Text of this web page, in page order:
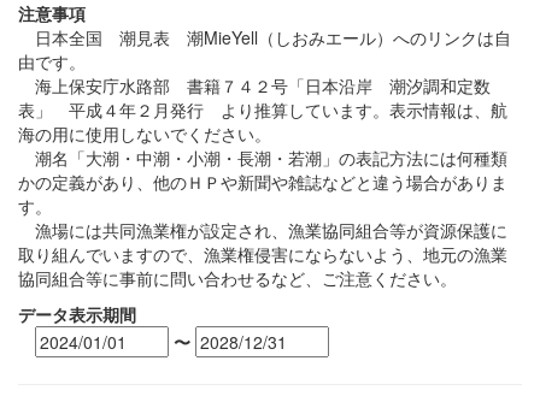
注意事項
日本全国 潮見表 潮MieYell（しおみエール）へのリンクは自
由です。
海上保安庁水路部 書籍７４２号「日本沿岸 潮汐調和定数
表」 平成４年２月発行 より推算しています。表示情報は、航
海の用に使用しないでください。
潮名「大潮・中潮・小潮・長潮・若潮」の表記方法には何種類
かの定義があり、他のＨＰや新聞や雑誌などと違う場合がありま
す。
漁場には共同漁業権が設定され、漁業協同組合等が資源保護に
取り組んでいますので、漁業権侵害にならないよう、地元の漁業
協同組合等に事前に問い合わせるなど、ご注意ください。
データ表示期間
〜